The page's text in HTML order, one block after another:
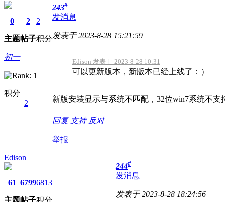
0
主题
2
帖子
2
积分
初一
积分
2
243#
发消息
发表于 2023-8-28 15:21:59
Edison 发表于 2023-8-28 10:31
可以更新版本，新版本已经上线了：）
新版安装显示与系统不匹配，32位win7系统不支
回复 支持 反对
举报
Edison
61
主题
6799
帖子
6813
积分
244#
发消息
发表于 2023-8-28 18:24:56